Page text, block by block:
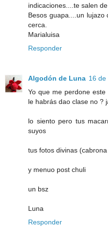
indicaciones....te salen de
Besos guapa....un
cerca.
Marialuisa
Responder
Algodón de Luna 16 de
Yo que me perdone
le habrás dao clase no ?
lo siento pero tus
suyos
tus fotos divinas
y menuo post chuli
un bsz
Luna
Responder